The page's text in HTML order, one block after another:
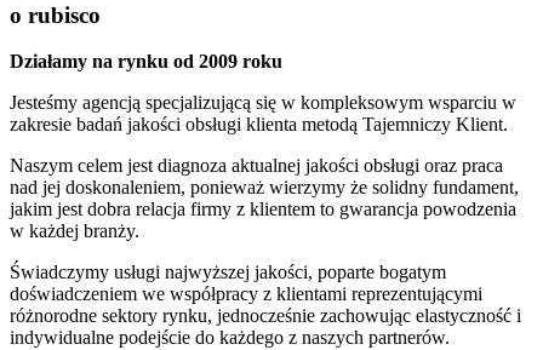
o rubisco
Działamy na rynku od 2009 roku
Jesteśmy agencją specjalizującą się w kompleksowym wsparciu w
zakresie badań jakości obsługi klienta metodą Tajemniczy Klient.
Naszym celem jest diagnoza aktualnej jakości obsługi oraz praca
nad jej doskonaleniem, ponieważ wierzymy że solidny fundament,
jakim jest dobra relacja firmy z klientem to gwarancja powodzenia
w każdej branży.
Świadczymy usługi najwyższej jakości, poparte bogatym
doświadczeniem we współpracy z klientami reprezentującymi
różnorodne sektory rynku, jednocześnie zachowując elastyczność i
indywidualne podejście do każdego z naszych partnerów.